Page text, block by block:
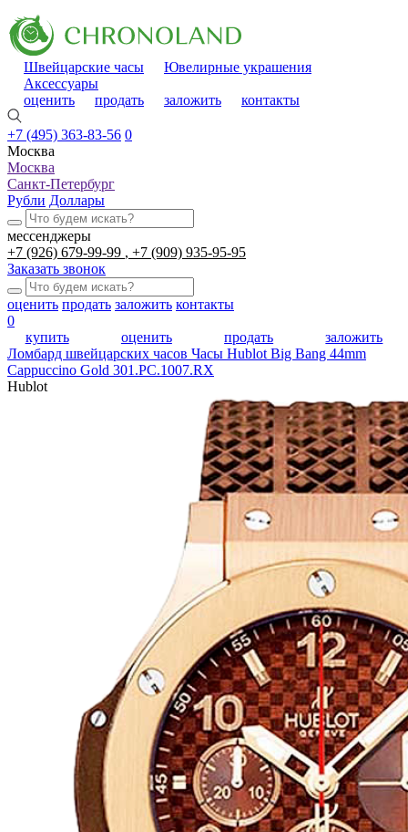
Швейцарские часы
Ювелирные украшения
Аксессуары
оценить
продать заложить контакты
+7 (495) 363-83-56 0
Москва
Москва
Санкт-Петербург
Рубли Доллары
мессенджеры
+7 (926) 679-99-99
+7 (909) 935-95-95
Заказать звонок
оценить продать заложить контакты
0
купить
оценить продать
заложить
Ломбард швейцарских часов Часы Hublot Big Bang 44mm
Cappuccino Gold 301.PC.1007.RX
Hublot